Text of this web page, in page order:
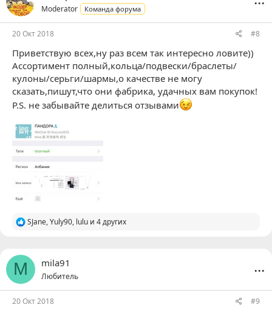
Moderator Команда форума
20 Окт 2018 #8
Приветствую всех,ну раз всем так интересно ловите))
Ассортимент полный,кольца/подвески/браслеты/
кулоны/серьги/шармы,о качестве не могу
сказать,пишут,что они фабрика, удачных вам покупок!
P.S. не забывайте делиться отзывами
Р
ц
и
:
SJane,Yuly90, lulu и 4 других
M mila91
Любитель
...
20 Окт 2018 #9